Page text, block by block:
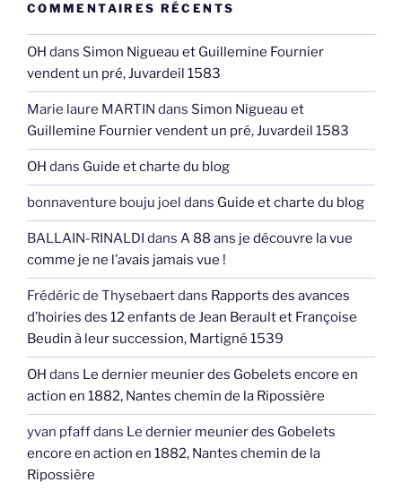
COMMENTAIRES RÉCENTS
OH dans Simon Nigueau et Guillemine Fournier
vendent un pré, Juvardeil 1583
Marie laure MARTIN dans Simon Nigueau et
Guillemine Fournier vendent un pré, Juvardeil 1583
OH dans Guide et charte du blog
bonnaventure bouju joel dans Guide et charte du blog
BALLAIN-RINALDI dans A 88 ans je découvre la vue
comme je ne l’avais jamais vue !
Frédéric de Thysebaertdans Rapports des avances
d’hoiries des 12 enfants de Jean Berault et Françoise
Beudin à leur succession, Martigné 1539
OH dans Le dernier meunier des Gobelets encore en
action en 1882, Nantes chemin de la Ripossière
yvan pfaffdans Le dernier meunier des Gobelets
encore en action en 1882, Nantes chemin de la
Ripossière